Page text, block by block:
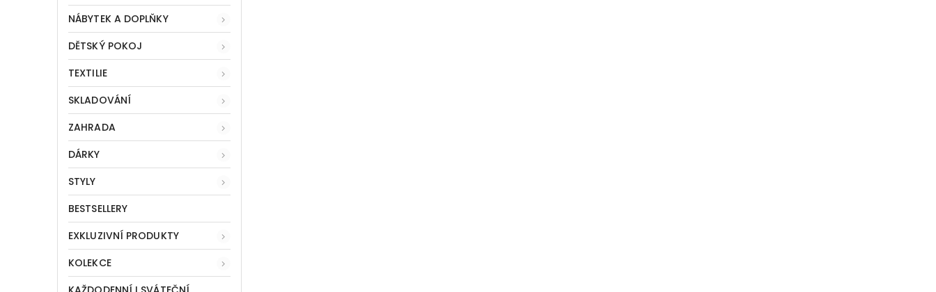
NÁBYTEK A DOPLŇKY
DĚTSKÝ POKOJ
TEXTILIE
SKLADOVÁNÍ
ZAHRADA
DÁRKY
STYLY
BESTSELLERY
EXKLUZIVNÍ PRODUKTY
KOLEKCE